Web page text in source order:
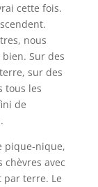
cette fois.
nous
Sur des
sur des
tous les
de
pique-nique,
avec
terre. Le